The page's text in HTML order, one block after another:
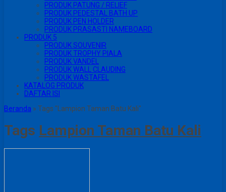
PRODUK PATUNG / RELIEF
PRODUK PEDESTAL BATH UP
PRODUK PEN HOLDER
PRODUK PRASASTI NAMEBOARD
PRODUK 5
PRODUK SOUVENIR
PRODUK TROPHY PIALA
PRODUK VANDEL
PRODUK WALL CLAUDING
PRODUK WASTAFEL
KATALOG PRODUK
DAFTAR ISI
Beranda » Tags "Lampion Taman Batu Kali"
Tags Lampion Taman Batu Kali